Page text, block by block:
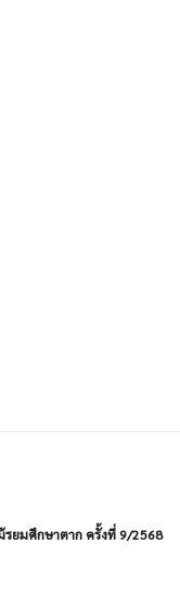
ยมศึกษาตาก ครั้งที่ 9/2568